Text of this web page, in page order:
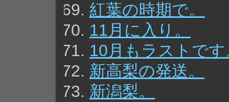
紅葉の時期で。
11月に入り。
10月もラストです
新高梨の発送。
新潟梨。